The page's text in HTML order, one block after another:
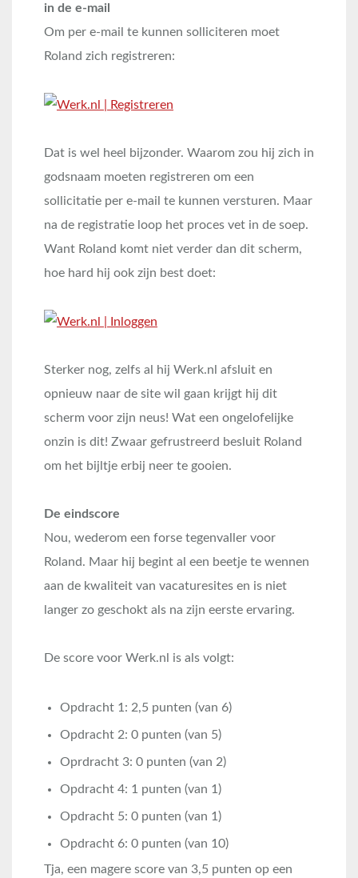
in de e-mail
Om per e-mail te kunnen solliciteren moet
Roland zich registreren:
Dat is wel heel bijzonder. Waarom zou hij zich in
godsnaam moeten registreren om een
sollicitatie per e-mail te kunnen versturen. Maar
na de registratie loop het proces vet in de soep.
Want Roland komt niet verder dan dit scherm,
hoe hard hij ook zijn best doet:
Sterker nog, zelfs al hij Werk.nl afsluit en
opnieuw naar de site wil gaan krijgt hij dit
scherm voor zijn neus! Wat een ongelofelijke
onzin is dit! Zwaar gefrustreerd besluit Roland
om het bijltje erbij neer te gooien.
De eindscore
Nou, wederom een forse tegenvaller voor
Roland. Maar hij begint al een beetje te wennen
aan de kwaliteit van vacaturesites en is niet
langer zo geschokt als na zijn eerste ervaring.
De score voor Werk.nl is als volgt:
Opdracht 1: 2,5 punten (van 6)
Opdracht 2: 0 punten (van 5)
Oprdracht 3: 0 punten (van 2)
Opdracht 4: 1 punten (van 1)
Opdracht 5: 0 punten (van 1)
Opdracht 6: 0 punten (van 10)
Tja, een magere score van 3,5 punten op een